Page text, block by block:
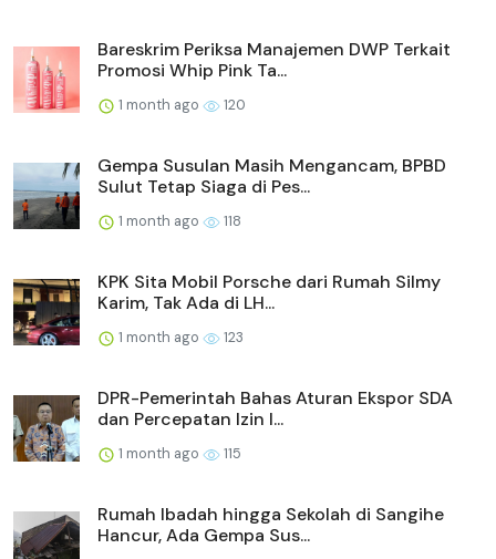
Bareskrim Periksa Manajemen DWP Terkait
Promosi Whip Pink Ta...
1 month ago 120
Gempa Susulan Masih Mengancam, BPBD
Sulut Tetap Siaga di Pes...
1 month ago 118
KPK Sita Mobil Porsche dari Rumah Silmy
Karim, Tak Ada di LH...
1 month ago 123
DPR-Pemerintah Bahas Aturan Ekspor SDA
dan Percepatan Izin I...
1 month ago 115
Rumah Ibadah hingga Sekolah di Sangihe
Hancur, Ada Gempa Sus...